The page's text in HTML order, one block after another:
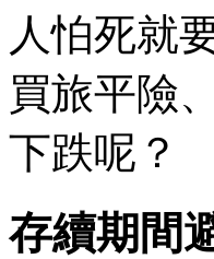
人怕死就
買旅平險
下跌呢？
存續期間